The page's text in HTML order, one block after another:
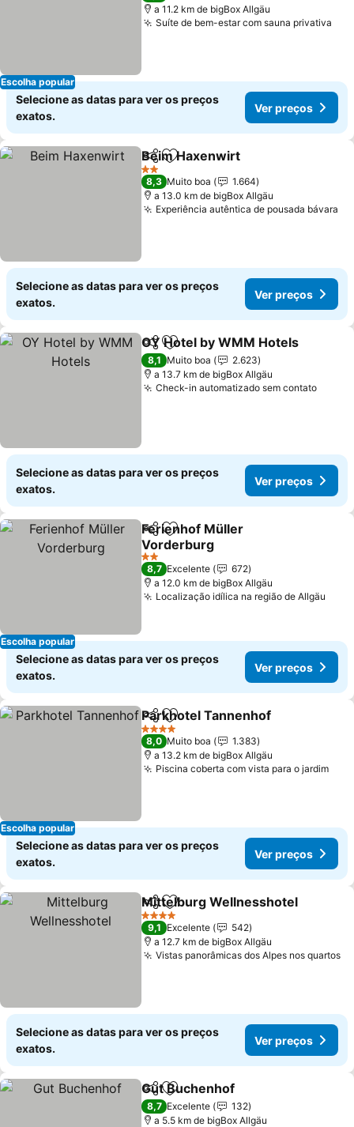
Escolha popular
a 11.2 km de bigBox Allgäu
Suíte de bem-estar com sauna privativa
Selecione as datas para ver os preços
exatos.
Ver preços
PartilharAdicionar aos favoritos
Beim Haxenwirt
2 Estrelas
8,3 Muito boa
1.664
a 13.0 km de bigBox Allgäu
Experiência autêntica de pousada bávara
Selecione as datas para ver os preços
exatos.
Ver preços
PartilharAdicionar aos favoritos
OY Hotel by WMM Hotels
8,1 Muito boa
2.623
a 13.7 km de bigBox Allgäu
Check-in automatizado sem contato
Selecione as datas para ver os preços
exatos.
Ver preços
Escolha popular
PartilharAdicionar aos favoritos
Ferienhof Müller
Vorderburg
2 Estrelas
8,7 Excelente
672
a 12.0 km de bigBox Allgäu
Localização idílica na região de Allgäu
Selecione as datas para ver os preços
exatos.
Ver preços
Escolha popular
PartilharAdicionar aos favoritos
Parkhotel Tannenhof
4 Estrelas
8,0 Muito boa
1.383
a 13.2 km de bigBox Allgäu
Piscina coberta com vista para o jardim
Selecione as datas para ver os preços
exatos.
Ver preços
PartilharAdicionar aos favoritos
Mittelburg Wellnesshotel
4 Estrelas
9,1 Excelente
542
a 12.7 km de bigBox Allgäu
Vistas panorâmicas dos Alpes nos quartos
Selecione as datas para ver os preços
exatos.
Ver preços
PartilharAdicionar aos favoritos
Gut Buchenhof
8,7 Excelente
132
a 5.5 km de bigBox Allgäu